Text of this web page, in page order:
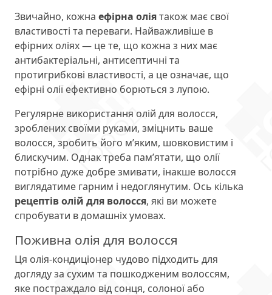
Звичайно, кожна ефірна оліятакож має свої
властивості та переваги. Найважливіше в
ефірних оліях — це те, що кожна з них має
антибактеріальні, антисептичні та
протигрибкові властивості, а це означає, що
ефірні олії ефективно борються з лупою.
Регулярне використання олій для волосся,
зроблених своїми руками, зміцнить ваше
волосся, зробить його м’яким, шовковистим і
блискучим. Однак треба пам’ятати, що олії
потрібно дуже добре змивати, інакше волосся
виглядатиме гарним і недоглянутим. Ось кілька
рецептів олій для волосся, які ви можете
спробувати в домашніх умовах.
Поживна олія для волосся
Ця олія-кондиціонер чудово підходить для
догляду за сухим та пошкодженим волоссям,
яке постраждало від сонця, солоної або